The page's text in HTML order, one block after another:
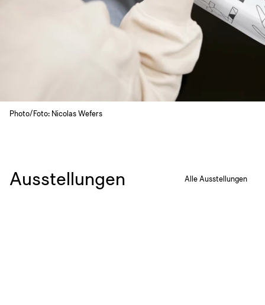
Photo/Foto: Nicolas Wefers
Ausstellungen Alle Ausstellungen